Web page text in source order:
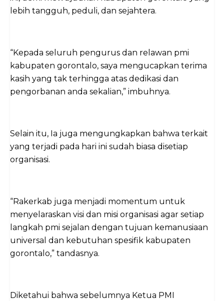
lebih tangguh, peduli, dan sejahtera.
“Kepada seluruh pengurus dan relawan pmi
kabupaten gorontalo, saya mengucapkan terima
kasih yang tak terhingga atas dedikasi dan
pengorbanan anda sekalian,” imbuhnya.
Selain itu, Ia juga mengungkapkan bahwa terkait
yang terjadi pada hari ini sudah biasa disetiap
organisasi.
“Rakerkab juga menjadi momentum untuk
menyelaraskan visi dan misi organisasi agar setiap
langkah pmi sejalan dengan tujuan kemanusiaan
universal dan kebutuhan spesifik kabupaten
gorontalo,” tandasnya.
Diketahui bahwa sebelumnya Ketua PMI